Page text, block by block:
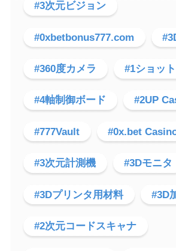
#3次元ビジョン
#0xbetbonus777.com
#360度カメラ #1ショッ
#4軸制御ボード #2UP
#777Vault #0x.bet
#3次元計測機 #3Dモニタ
#3Dプリンタ用材料 #3D
#2次元コードスキャナ